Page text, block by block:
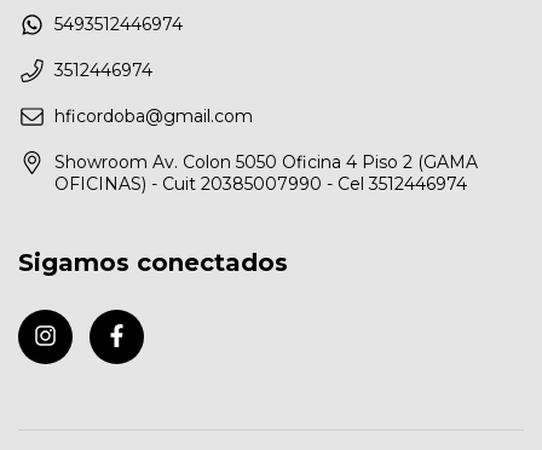
5493512446974
3512446974
hficordoba@gmail.com
Showroom Av. Colon 5050 Oficina 4 Piso 2 (GAMA
OFICINAS) - Cuit 20385007990 - Cel 3512446974
Sigamos conectados